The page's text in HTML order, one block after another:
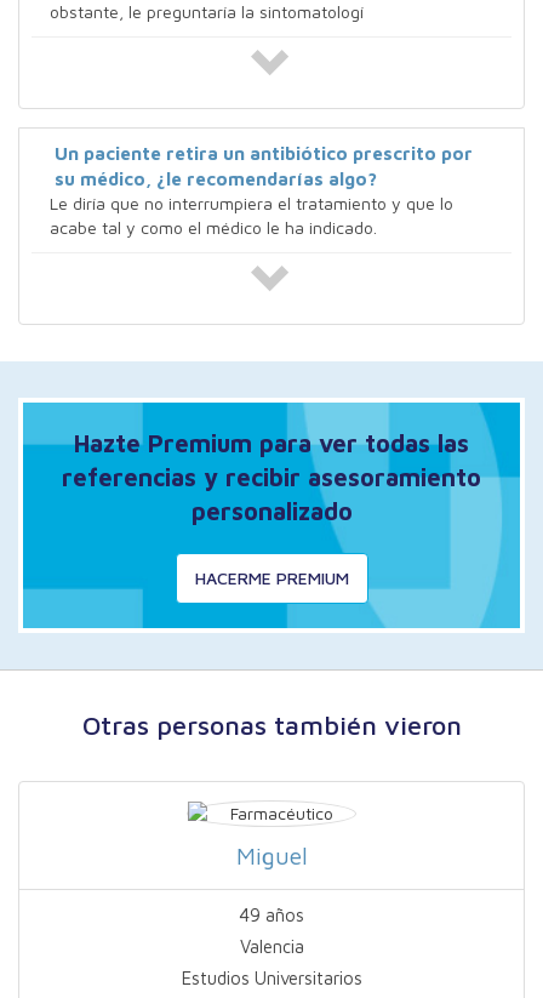
obstante, le preguntaría la sintomatologí
Un paciente retira un antibiótico prescrito por
su médico, ¿le recomendarías algo?
Le diría que no interrumpiera el tratamiento y que lo
acabe tal y como el médico le ha indicado.
Hazte Premium para ver todas las
referencias y recibir asesoramiento
personalizado
HACERME PREMIUM
Otras personas también vieron
Miguel
49 años
Valencia
Estudios Universitarios